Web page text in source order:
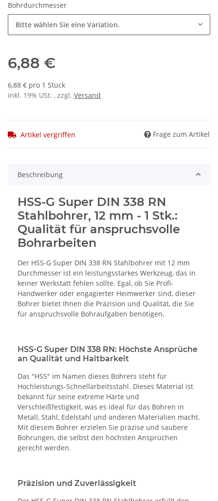
Bohrdurchmesser
Bitte wählen Sie eine Variation.
6,88 €
6,88 € pro 1 Stück
inkl. 19% USt. , zzgl. Versand
Artikel vergriffen Frage zum Artikel
Beschreibung
HSS-G Super DIN 338 RN
Stahlbohrer, 12 mm - 1 Stk.:
Qualität für anspruchsvolle
Bohrarbeiten
Der HSS-G Super DIN 338 RN Stahlbohrer mit 12 mm
Durchmesser ist ein leistungsstarkes Werkzeug, das in
keiner Werkstatt fehlen sollte. Egal, ob Sie Profi-
Handwerker oder engagierter Heimwerker sind, dieser
Bohrer bietet Ihnen die Präzision und Qualität, die Sie
für anspruchsvolle Bohraufgaben benötigen.
HSS-G Super DIN 338 RN: Höchste Ansprüche
an Qualität und Haltbarkeit
Das "HSS" im Namen dieses Bohrers steht für
Hochleistungs-Schnellarbeitsstahl. Dieses Material ist
bekannt für seine extreme Härte und
Verschleißfestigkeit, was es ideal für das Bohren in
Metall, Stahl, Edelstahl und anderen Materialien macht.
Mit diesem Bohrer erzielen Sie präzise und saubere
Bohrungen, die selbst den höchsten Ansprüchen
gerecht werden.
Präzision und Zuverlässigkeit